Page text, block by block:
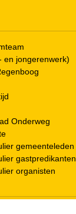
en jongerenwerk)
Onderweg
gemeenteleden
gastpredikanten
organisten